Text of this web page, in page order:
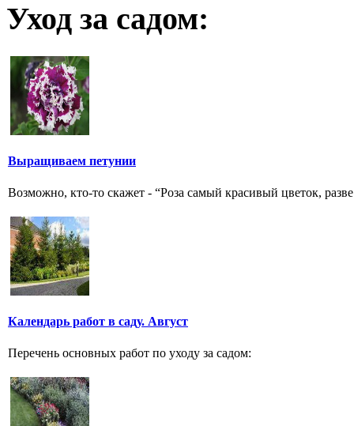
Уход за садом:
Выращиваем петунии
Возможно, кто-то скажет - “Роза самый красивый цветок,
Календарь работ в саду. Август
Перечень основных работ по уходу за садом: